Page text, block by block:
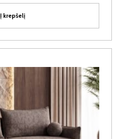
Į krepšelį